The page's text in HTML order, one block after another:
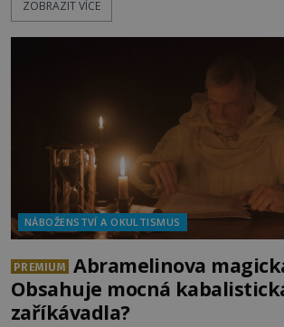
Bakchus? Mytologický příběh řeckého boha
ZOBRAZIT VÍCE
NÁBOŽENSTVÍ A OKULTISMUS
PREMIUM
Abramelinova
Obsahuje mocná
zaříkávadla?